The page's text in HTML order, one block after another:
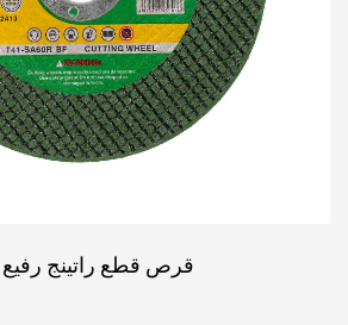
قرص قطع راتينج رفيع